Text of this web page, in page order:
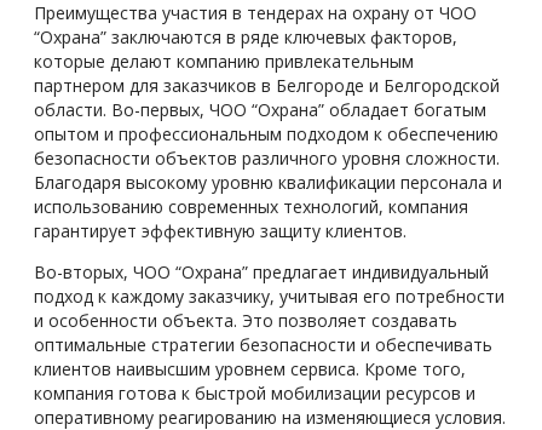
Преимущества участия в тендерах на охрану от ЧОО
“Охрана” заключаются в ряде ключевых факторов,
которые делают компанию привлекательным
партнером для заказчиков в Белгороде и Белгородской
области. Во-первых, ЧОО “Охрана” обладает богатым
опытом и профессиональным подходом к обеспечению
безопасности объектов различного уровня сложности.
Благодаря высокому уровню квалификации персонала и
использованию современных технологий, компания
гарантирует эффективную защиту клиентов.
Во-вторых, ЧОО “Охрана” предлагает индивидуальный
подход к каждому заказчику, учитывая его потребности
и особенности объекта. Это позволяет создавать
оптимальные стратегии безопасности и обеспечивать
клиентов наивысшим уровнем сервиса. Кроме того,
компания готова к быстрой мобилизации ресурсов и
оперативному реагированию на изменяющиеся условия.